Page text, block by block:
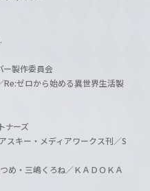
ー製作委員会
ゼロから始める異世界生活製
ナーズ
キー・メディアワークス刊／S
・三嶋くろね／ＫＡＤＯＫＡ